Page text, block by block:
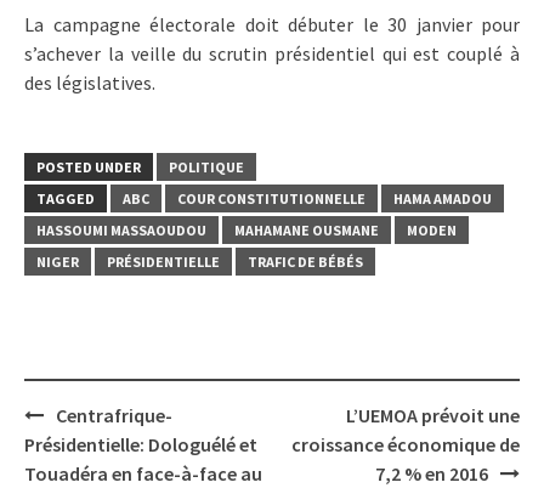
La campagne électorale doit débuter le 30 janvier pour
s’achever la veille du scrutin présidentiel qui est couplé à
des législatives.
POSTED UNDER
POLITIQUE
TAGGED
ABC COUR CONSTITUTIONNELLE
HAMA AMADOU
HASSOUMI MASSAOUDOU
MAHAMANE OUSMANE
MODEN
NIGER
PRÉSIDENTIELLE TRAFIC DE BÉBÉS
Post
navigation
Centrafrique-
Présidentielle: Dologuélé et
Touadéra en face-à-face au
L’UEMOA prévoit une
croissance économique de
7,2 % en 2016